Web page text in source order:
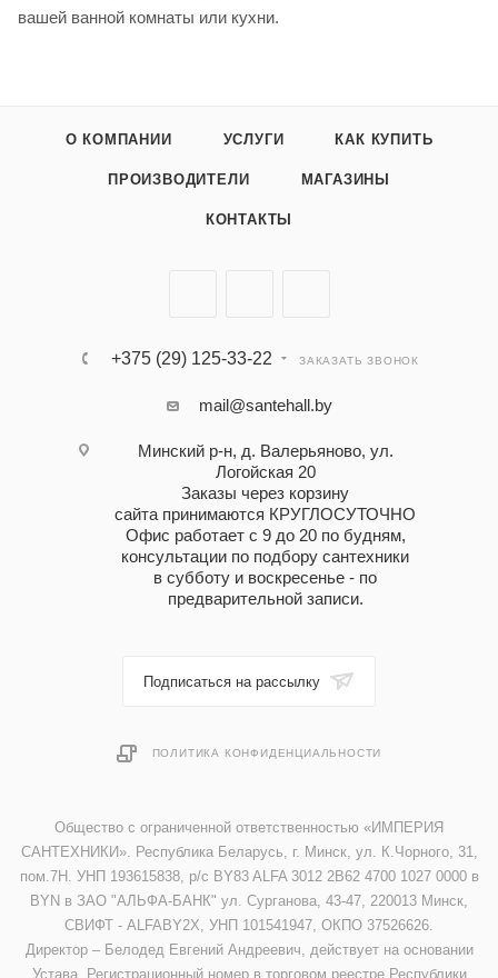
вашей ванной комнаты или кухни.
О КОМПАНИИ УСЛУГИ КАК КУПИТЬ
ПРОИЗВОДИТЕЛИ МАГАЗИНЫ
КОНТАКТЫ
+375 (29) 125-33-22 ЗАКАЗАТЬ ЗВОНОК
mail@santehall.by
Минский р-н, д. Валерьяново, ул.
Логойская 20
Заказы через корзину
сайта принимаются КРУГЛОСУТОЧНО
Офис работает с 9 до 20 по будням,
консультации по подбору сантехники
в субботу и воскресенье - по
предварительной записи.
Подписаться на рассылку
ПОЛИТИКА КОНФИДЕНЦИАЛЬНОСТИ
Общество с ограниченной ответственностью «ИМПЕРИЯ
САНТЕХНИКИ». Республика Беларусь, г. Минск, ул. К.Чорного, 31,
пом.7Н. УНП 193615838, р/с BY83 ALFA 3012 2B62 4700 1027 0000 в
BYN в ЗАО "АЛЬФА-БАНК" ул. Сурганова, 43-47, 220013 Минск,
СВИФТ - ALFABY2X, УНП 101541947, ОКПО 37526626.
Директор – Белодед Евгений Андреевич, действует на основании
Устава. Регистрационный номер в торговом реестре Республики